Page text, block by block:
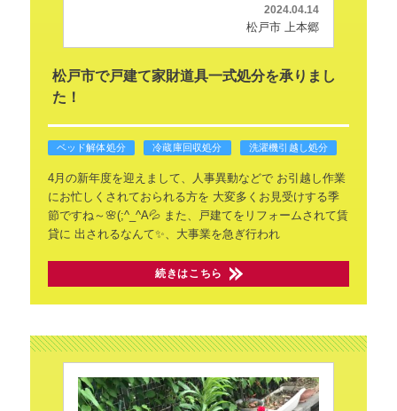
2024.04.14
松戸市 上本郷
松戸市で戸建て家財道具一式処分を承りまし
た！
ベッド解体処分 冷蔵庫回収処分 洗濯機引越し処分
4月の新年度を迎えまして、人事異動などでお引越し作業
にお忙しくされておられる方を 大変多くお見受けする季
節ですね～🌸(;^_^A💦 また、戸建てをリフォームされて賃
貸に 出されるなんて✨、大事業を急ぎ行われ
続きはこちら